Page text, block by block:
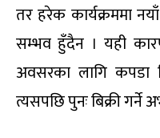
तर हरेक कार्यक्रममा
सम्भव हुँदैन । यही
अवसरका लागि कपडा
त्यसपछि पुनः बिक्री